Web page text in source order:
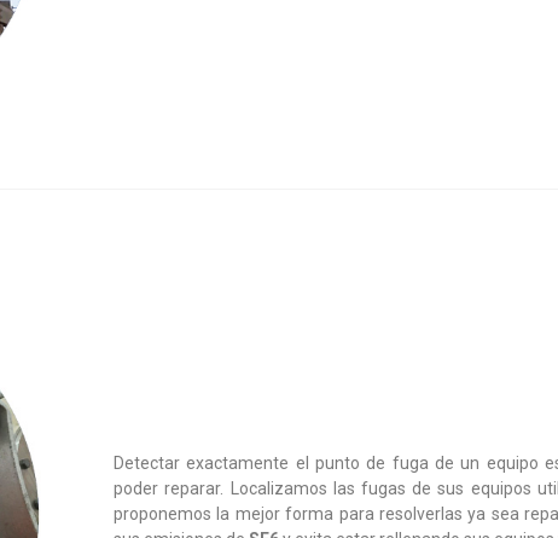
Detectar exactamente el punto de fuga de un equipo
poder reparar. Localizamos las fugas de sus equipos
proponemos la mejor forma para resolverlas ya sea